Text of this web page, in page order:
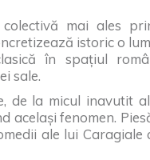
mai ales
istoric o
în spațiul
sale.
de la micul inavutit
fenomen.
ale lui Caragiale